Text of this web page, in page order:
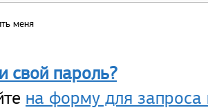
меня
свой пароль?
на форму для запроса